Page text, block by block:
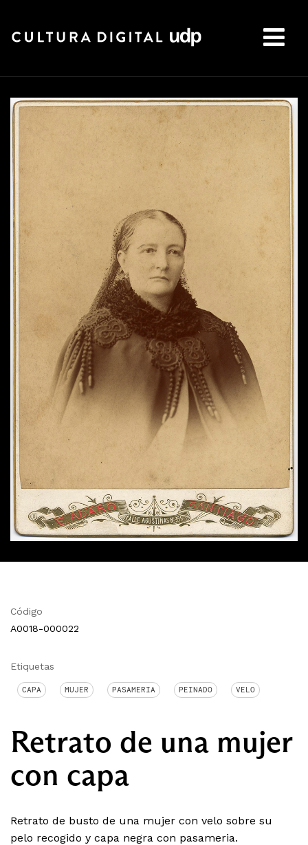
Código
A0018-000022
Etiquetas
CAPA MUJER PASAMERIA PEINADO VELO
Retrato de una mujer
con capa
Retrato de busto de una mujer con velo sobre su
pelo recogido y capa negra con pasameria.